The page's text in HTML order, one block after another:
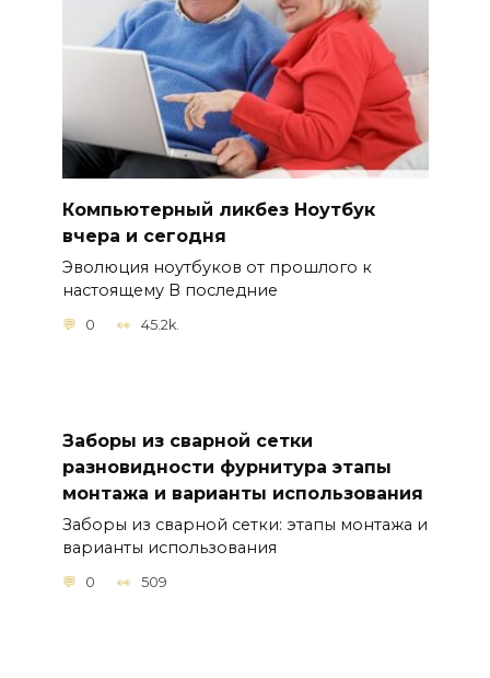
Компьютерный ликбез Ноутбук
вчера и сегодня
Эволюция ноутбуков от прошлого к
настоящему В последние
0 45.2k.
Заборы из сварной сетки
разновидности фурнитура этапы
монтажа и варианты использования
Заборы из сварной сетки: этапы монтажа и
варианты использования
0 509